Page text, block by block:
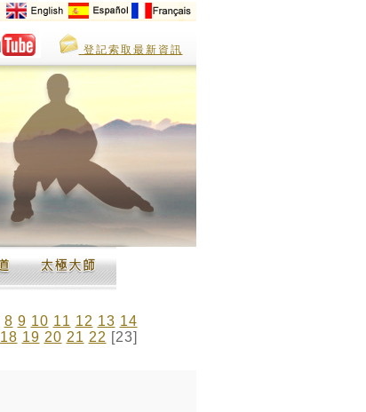
登記索取最新資訊
8 9 10 11 12 13 14
18 19 20 21 22 [23]